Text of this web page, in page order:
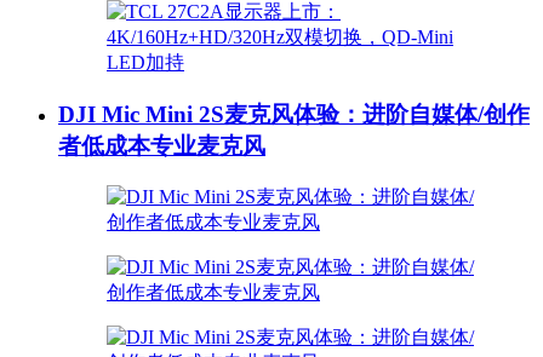
DJI Mic Mini 2S麦克风体验：进阶自媒体/创作
者低成本专业麦克风